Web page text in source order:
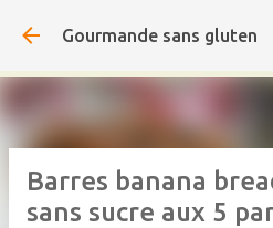
Accéder au
Gourmande sans gluten
Barres banana
sans sucre aux 5